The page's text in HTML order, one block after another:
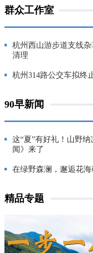
群众工作室
杭州西山游步道支线
清理
杭州314路公交车拟终
90早新闻
这“夏”有好礼！山野
闻》来了
在绿野森澜，邂逅花
精品专题